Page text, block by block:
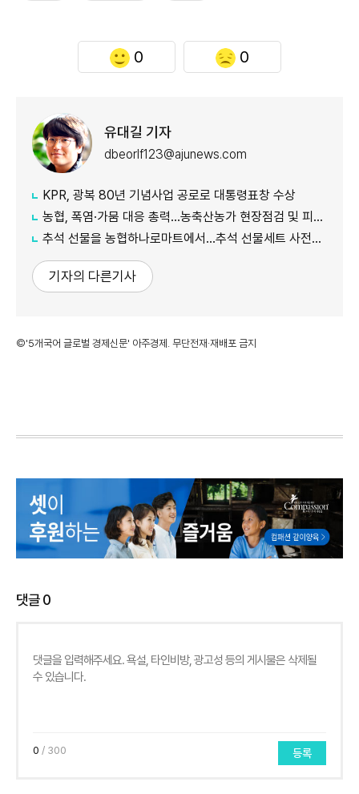
0 0
유대길 기자
dbeorlf123@ajunews.com
KPR, 광복 80년 기념사업 공로로 대통령표창 수상
농협, 폭염·가뭄 대응 총력...농축산농가 현장점검 및 피해 예방 강화
추석 선물을 농협하나로마트에서…추석 선물세트 사전예약 실시
기자의 다른기사
©'5개국어 글로벌 경제신문' 아주경제. 무단전재·재배포 금지
댓글0
0 / 300 등록